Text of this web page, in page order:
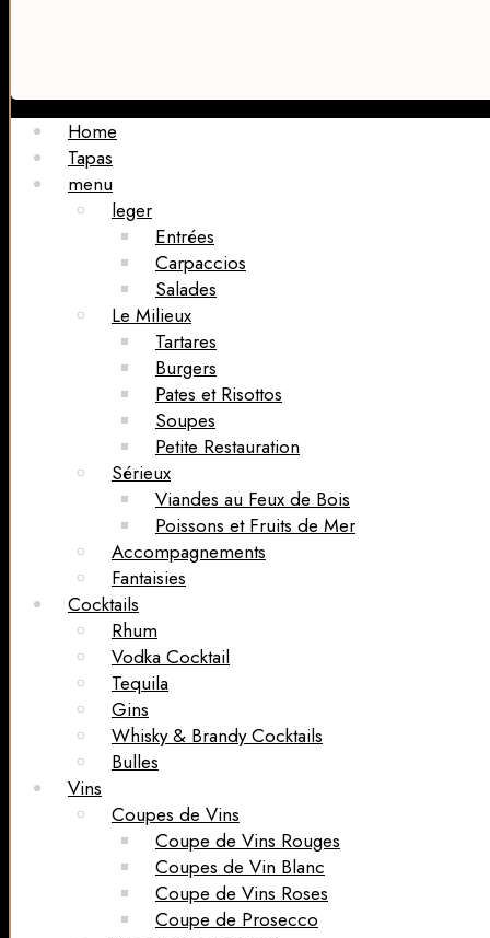
Home
Tapas
menu
leger
Entrées
Carpaccios
Salades
Le Milieux
Tartares
Burgers
Pates et Risottos
Soupes
Petite Restauration
Sérieux
Viandes au Feux de Bois
Poissons et Fruits de Mer
Accompagnements
Fantaisies
Cocktails
Rhum
Vodka Cocktail
Tequila
Gins
Whisky & Brandy Cocktails
Bulles
Vins
Coupes de Vins
Coupe de Vins Rouges
Coupes de Vin Blanc
Coupe de Vins Roses
Coupe de Prosecco